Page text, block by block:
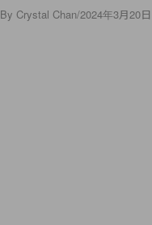
By Crystal Chan/2024年3月20日